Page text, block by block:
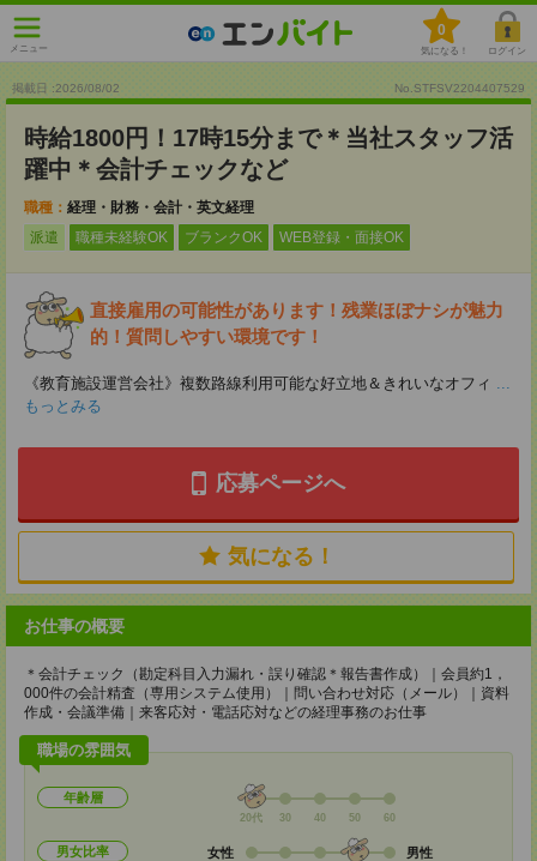
メニュー
0
気になる！ ログイン
掲載日 :2026/08/02 No.STFSV2204407529
時給1800円！17時15分まで＊当社スタッフ活
躍中＊会計チェックなど
職種： 経理・財務・会計・英文経理
派遣
職種未経験OK ブランクOK WEB登録・面接OK
直接雇用の可能性があります！残業ほぼナシが魅力
的！質問しやすい環境です！
《教育施設運営会社》複数路線利用可能な好立地＆きれいなオフィ ...
もっとみる
応募ページへ
気になる！
お仕事の概要
＊会計チェック（勘定科目入力漏れ・誤り確認＊報告書作成）｜会員約1，
000件の会計精査（専用システム使用）｜問い合わせ対応（メール）｜資料
作成・会議準備｜来客応対・電話応対などの経理事務のお仕事
職場の雰囲気
年齢層
20代 30 40 50 60
男女比率 女性 男性